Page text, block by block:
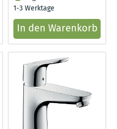
1-3 Werktage
In den Warenkorb